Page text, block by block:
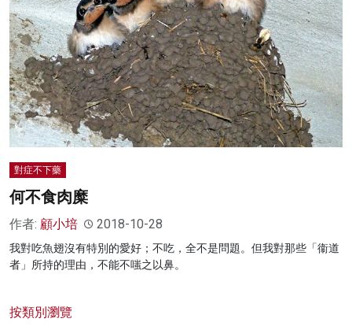
對症不下藥
何不食肉糜
作者: 顧小培 2018-10-28
我對吃魚翅沒有特別的愛好；不吃，全不是問題。但我對那些「衞道
者」所持的理由，不能不嗤之以鼻。
按類別瀏覽